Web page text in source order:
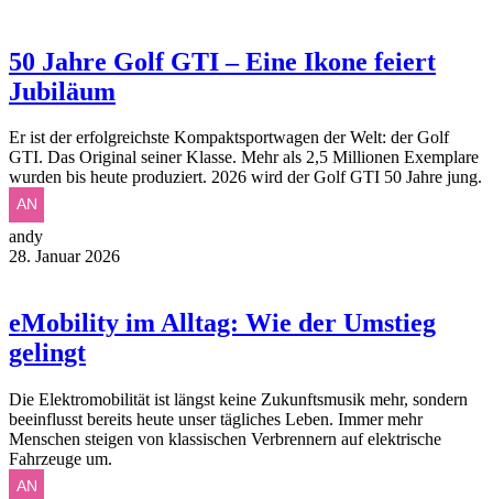
50 Jahre Golf GTI – Eine Ikone feiert
Jubiläum
Er ist der erfolgreichste Kompaktsportwagen der Welt: der Golf
GTI. Das Original seiner Klasse. Mehr als 2,5 Millionen Exemplare
wurden bis heute produziert. 2026 wird der Golf GTI 50 Jahre jung.
andy
28. Januar 2026
eMobility im Alltag: Wie der Umstieg
gelingt
Die Elektromobilität ist längst keine Zukunftsmusik mehr, sondern
beeinflusst bereits heute unser tägliches Leben. Immer mehr
Menschen steigen von klassischen Verbrennern auf elektrische
Fahrzeuge um.